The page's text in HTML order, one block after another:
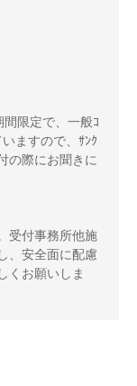
限定で、一般ｺ
ますので、ｻﾝｸ
の際にお聞きに
受付事務所他施
、安全面に配慮
くお願いしま